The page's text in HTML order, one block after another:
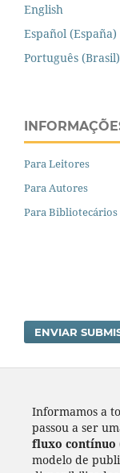
English
Español (España)
Português (Brasil)
Para Leitores
Para Autores
Para Bibliotecários
ENVIAR
Informamos a
passou a ser
fluxo contínuo
modelo de